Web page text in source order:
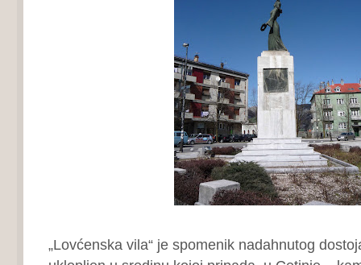
„Lovćenska vila“ je spomenik nadahnutog